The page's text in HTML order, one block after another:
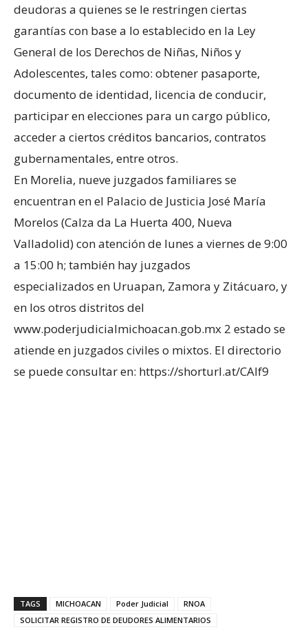
deudoras a quienes se le restringen ciertas
garantías con base a lo establecido en la Ley
General de los Derechos de Niñas, Niños y
Adolescentes, tales como: obtener pasaporte,
documento de identidad, licencia de conducir,
participar en elecciones para un cargo público,
acceder a ciertos créditos bancarios, contratos
gubernamentales, entre otros.
En Morelia, nueve juzgados familiares se
encuentran en el Palacio de Justicia José María
Morelos (Calza da La Huerta 400, Nueva
Valladolid) con atención de lunes a viernes de 9:00
a 15:00 h; también hay juzgados
especializados en Uruapan, Zamora y Zitácuaro, y
en los otros distritos del
www.poderjudicialmichoacan.gob.mx 2 estado se
atiende en juzgados civiles o mixtos. El directorio
se puede consultar en: https://shorturl.at/CAlf9
TAGS MICHOACAN Poder Judicial
RNOA
SOLICITAR REGISTRO DE DEUDORES ALIMENTARIOS